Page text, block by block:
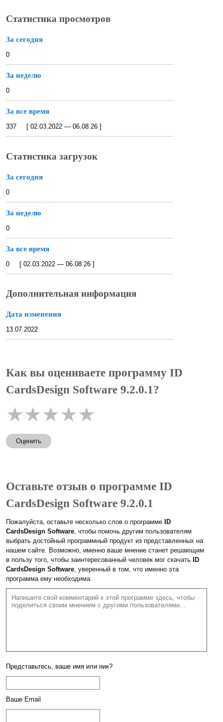
Статистика просмотров
За сегодня
0
За неделю
0
За все время
337 [ 02.03.2022 — 06.08.26 ]
Статистика загрузок
За сегодня
0
За неделю
0
За все время
0 [ 02.03.2022 — 06.08.26 ]
Дополнительная информация
Дата изменения
13.07.2022
Как вы оцениваете программу ID
CardsDesign Software 9.2.0.1?
★★★★★
Оценить
Оставьте отзыв о программе ID
CardsDesign Software 9.2.0.1
Пожалуйста, оставьте несколько слов о программе
ID
CardsDesign Software, чтобы помочь другим пользователям
выбрать достойный программный продукт из представленных на
нашем сайте. Возможно, именно ваше мнение станет решающим
в пользу того, чтобы заинтересованный человек мог скачать
ID
CardsDesign Software, уверенный в том, что именно эта
программа ему необходима.
Представьтесь, ваше имя или ник?
Ваше Email